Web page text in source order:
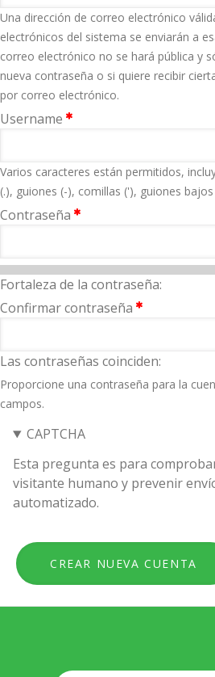
Una dirección de correo electrónico
electrónicos del sistema se enviarán a
correo electrónico no se hará pública y
nueva contraseña o si quiere recibir
por correo electrónico.
Username
Varios caracteres están permitidos,
(.), guiones (-), comillas ('), guiones bajos
Contraseña
Fortaleza de la contraseña:
Confirmar contraseña
Las contraseñas coinciden:
Proporcione una contraseña para la
campos.
CAPTCHA
Esta pregunta es para
visitante humano y prevenir
automatizado.